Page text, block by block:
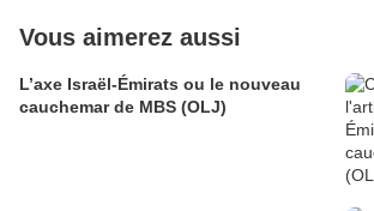
Vous aimerez aussi
L’axe Israël-Émirats ou le nouveau
cauchemar de MBS (OLJ)